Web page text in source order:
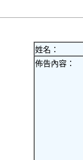
姓名：
佈告內容：